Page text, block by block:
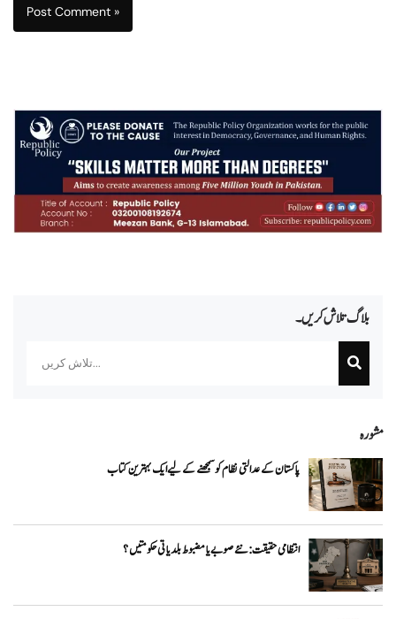
بلاگ تلاش کریں۔
مشورہ
پاکستان کے عدالتی نظام کو سمجھنے کے لیے ایک بہترین کتاب
انتظامی حقیقت: نئے صوبے یا مضبوط بلدیاتی حکومتیں؟